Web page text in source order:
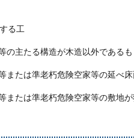
る工
主たる構造が木造以外であるも
たは準老朽危険空家等の延べ床
たは準老朽危険空家等の敷地が